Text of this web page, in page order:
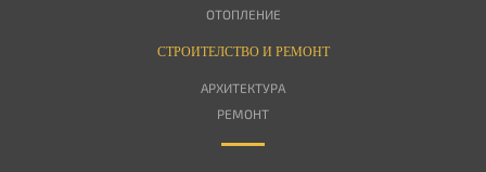
ОТОПЛЕНИЕ
СТРОИТЕЛСТВО И РЕМОНТ
АРХИТЕКТУРА
РЕМОНТ